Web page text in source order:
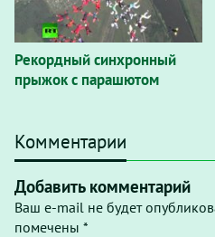
Рекордный синхронный
прыжок с парашютом
Комментарии
Добавить комментарий
Ваш e-mail не будет
помечены *